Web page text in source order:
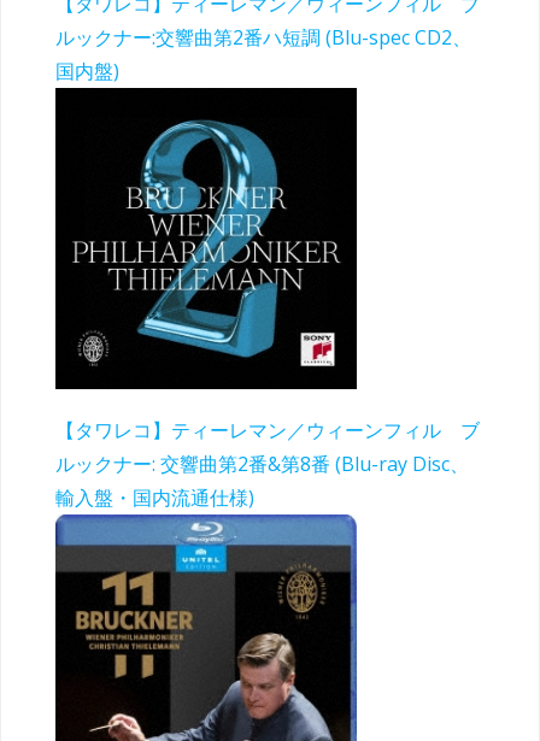
ルックナー:交響曲第2番ハ短調 (Blu-spec CD2、
国内盤)
【タワレコ】ティーレマン／ウィーンフィル ブ
ルックナー: 交響曲第2番&第8番 (Blu-ray Disc、
輸入盤・国内流通仕様)